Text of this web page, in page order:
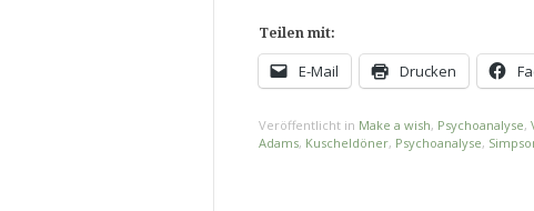
Teilen mit:
E-Mail Drucken
Veröffentlicht in Make a wish, Psychoanalyse,
Adams, Kuscheldöner, Psychoanalyse,